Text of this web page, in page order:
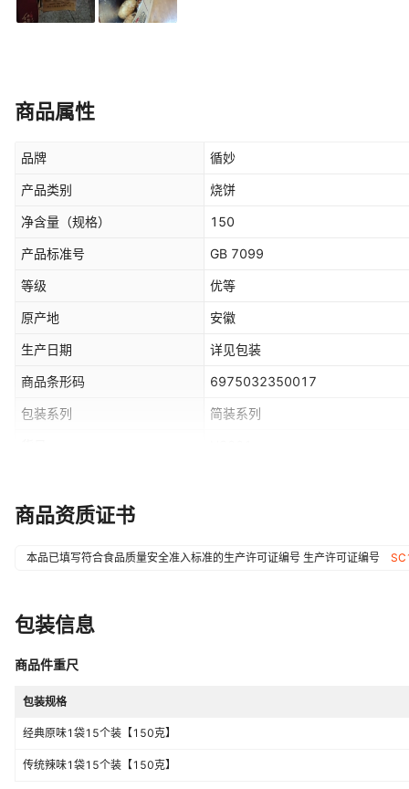
商品属性
品牌 循妙
产品类别 烧饼
净含量（规格） 150
产品标准号 GB 7099
等级 优等
原产地 安徽
生产日期 详见包装
商品条形码 6975032350017
包装系列 简装系列
储存条件
商品资质证书
本品已填写符合食品质量安全准入标准的生产许可证编号 生产许可证编号
包装信息
商品件重尺
包装规格
经典原味1袋15个装【150克】
传统辣味1袋15个装【150克】